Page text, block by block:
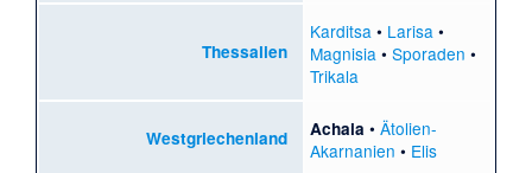
Thessalien
Karditsa • Larisa •
Magnisia • Sporaden •
Trikala
Westgriechenland Achaia • Ätolien-
Akarnanien • Elis